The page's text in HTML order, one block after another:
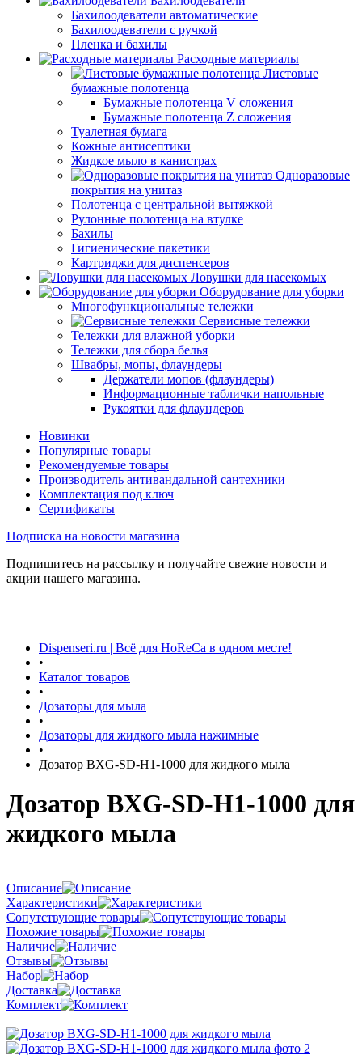
Бахилоодеватели автоматические
Бахилоодеватели с ручкой
Пленка и бахилы
Расходные материалы
Листовые
бумажные полотенца
Бумажные полотенца V сложения
Бумажные полотенца Z сложения
Туалетная бумага
Кожные антисептики
Жидкое мыло в канистрах
Одноразовые
покрытия на унитаз
Полотенца с центральной вытяжкой
Рулонные полотенца на втулке
Бахилы
Гигиенические пакетики
Картриджи для диспенсеров
Ловушки для насекомых
Оборудование для уборки
Многофункциональные тележки
Сервисные тележки
Тележки для влажной уборки
Тележки для сбора белья
Швабры, мопы, флаундеры
Держатели мопов (флаундеры)
Информационные таблички напольные
Рукоятки для флаундеров
Новинки
Популярные товары
Рекомендуемые товары
Производитель антивандальной сантехники
Комплектация под ключ
Сертификаты
Подписка на новости магазина
Подпишитесь на рассылку и получайте свежие новости и
акции нашего магазина.
Dispenseri.ru | Всё для HoReCa в одном месте!
•
Каталог товаров
•
Дозаторы для мыла
•
Дозаторы для жидкого мыла нажимные
•
Дозатор BXG-SD-H1-1000 для жидкого мыла
Дозатор BXG-SD-H1-1000 для
жидкого мыла
Описание
Характеристики
Сопутствующие товары
Похожие товары
Наличие
Отзывы
Набор
Доставка
Комплект